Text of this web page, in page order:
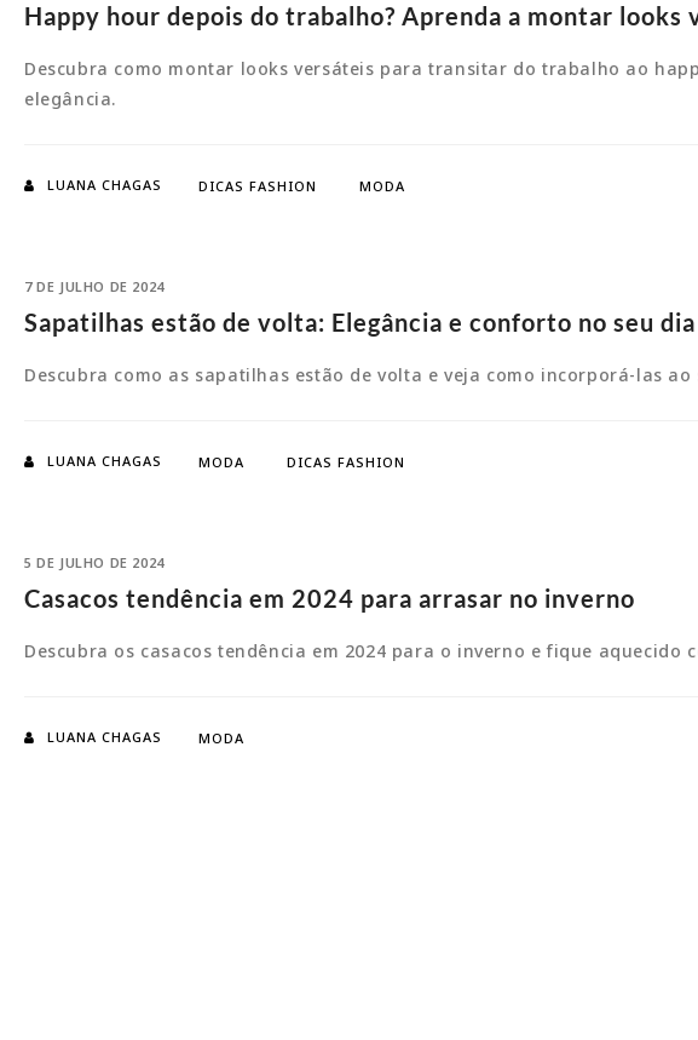
Happy hour depois do trabalho? Aprenda a montar looks
Descubra como montar looks versáteis para transitar do trabalho ao
elegância.
LUANA CHAGAS DICAS FASHION MODA
7 DE JULHO DE 2024
Sapatilhas estão de volta: Elegância e conforto no seu dia
Descubra como as sapatilhas estão de volta e veja como incorporá-las
LUANA CHAGAS MODA DICAS FASHION
5 DE JULHO DE 2024
Casacos tendência em 2024 para arrasar no inverno
Descubra os casacos tendência em 2024 para o inverno e fique
LUANA CHAGAS MODA